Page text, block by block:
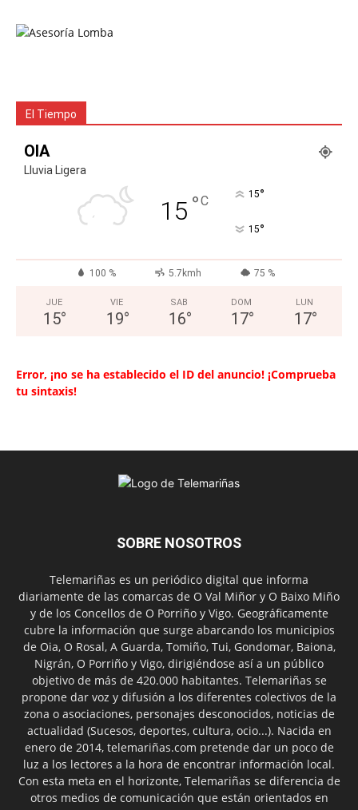
El Tiempo
OIA
Lluvia Ligera
15 °C 15°
15°
100 % 5.7kmh 75 %
JUE
15°
VIE
19°
SAB
16°
DOM
17°
LUN
17°
Error, ¡no se ha establecido el ID del anuncio! ¡Comprueba
tu sintaxis!
SOBRE NOSOTROS
Telemariñas es un periódico digital que informa
diariamente de las comarcas de O Val Miñor y O Baixo Miño
y de los Concellos de O Porriño y Vigo. Geográficamente
cubre la información que surge abarcando los municipios
de Oia, O Rosal, A Guarda, Tomiño, Tui, Gondomar, Baiona,
Nigrán, O Porriño y Vigo, dirigiéndose así a un público
objetivo de más de 420.000 habitantes. Telemariñas se
propone dar voz y difusión a los diferentes colectivos de la
zona o asociaciones, personajes desconocidos, noticias de
actualidad (Sucesos, deportes, cultura, ocio...). Nacida en
enero de 2014, telemariñas.com pretende dar un poco de
luz a los lectores a la hora de encontrar información local.
Con esta meta en el horizonte, Telemariñas se diferencia de
otros medios de comunicación que están orientados en